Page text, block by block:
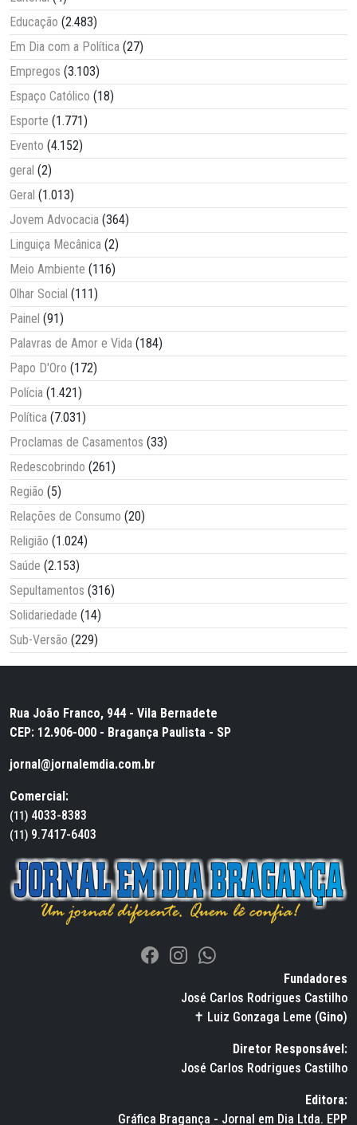
Educação (2.483)
Em Dia com a Política (27)
Empregos (3.103)
Espaço Católico (18)
Esporte (1.771)
Evento (4.152)
geral (2)
Geral (1.013)
Jovem Advocacia (364)
Linguiça Mecânica (2)
Meio Ambiente (116)
Olhar Social (111)
Painel (91)
Palavras de Amor e Vida (184)
Papo D'Oro (172)
Polícia (1.421)
Política (7.031)
Proclamas de Casamentos (33)
Redescobrindo (261)
Região (5)
Relações de Consumo (20)
Religião (1.024)
Saúde (2.153)
Sepultamentos (316)
Solidariedade (14)
Sub-Versão (229)
Rua João Franco, 944 - Vila Bernadete
CEP: 12.906-000 - Bragança Paulista - SP
jornal@jornalemdia.com.br
Comercial:
(11) 4033-8383
(11) 9.7417-6403
Fundadores
José Carlos Rodrigues Castilho
✝ Luiz Gonzaga Leme (Gino)
Diretor Responsável:
José Carlos Rodrigues Castilho
Editora:
Gráfica Bragança - Jornal em Dia Ltda. EPP